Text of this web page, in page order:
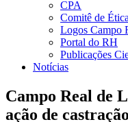
CPA
Comitê de
Logos Campo
Portal do RH
Publicações
Notícias
Campo Real de
ação de